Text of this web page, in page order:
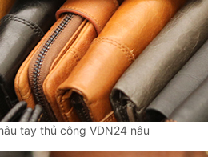
tay thủ công VDN24 nâu